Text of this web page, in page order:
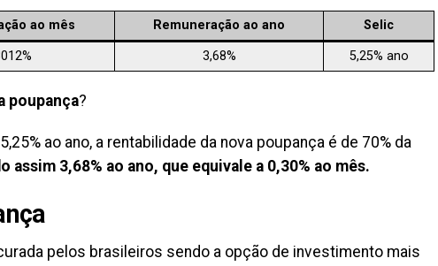
ao mês Remuneração ao ano Selic
3,68% 5,25% ano
poupança?
ao ano, a rentabilidade da nova poupança é de 70% da
assim 3,68% ao ano, que equivale a 0,30% ao mês.
pelos brasileiros sendo a opção de investimento mais